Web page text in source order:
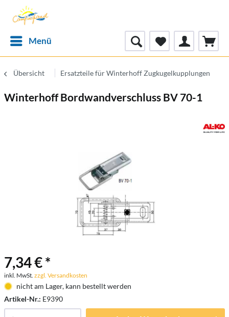
Menü
Übersicht Ersatzteile für Winterhoff Zugkugelkupplungen
Winterhoff Bordwandverschluss BV 70-1
7,34 € *
inkl. MwSt. zzgl. Versandkosten
nicht am Lager, kann bestellt werden
Artikel-Nr.: E9390